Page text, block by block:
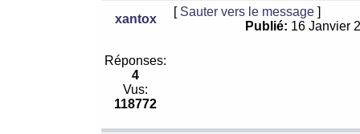
xantox
[ Sauter vers le message ]
Publié: 16 Janvier
Réponses:
4
Vus:
118772